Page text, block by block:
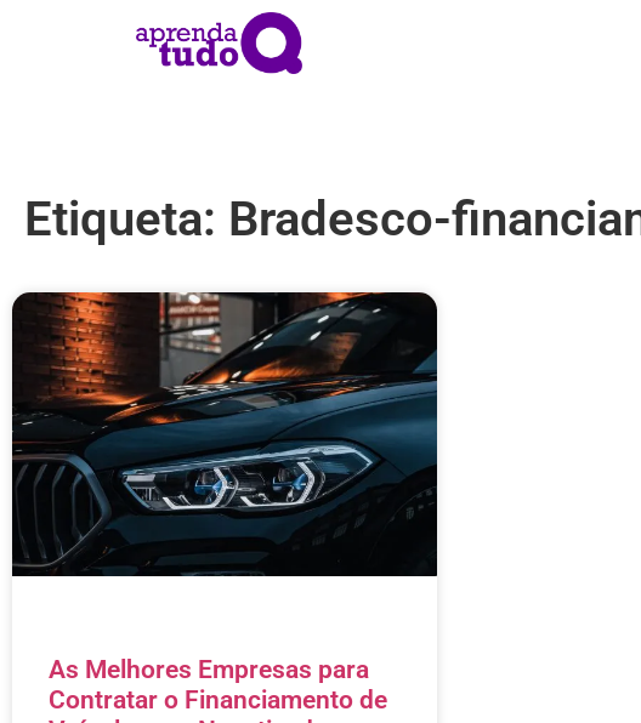
Etiqueta: Bradesco-
As Melhores Empresas para
Contratar o Financiamento de